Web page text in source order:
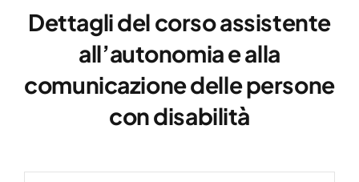
Dettagli del corso assistente
all’autonomia e alla
comunicazione delle persone
con disabilità